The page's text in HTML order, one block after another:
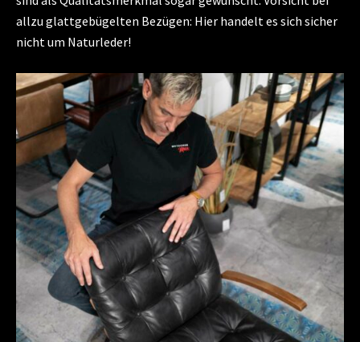
allzu glattgebügelten Bezügen: Hier handelt es sich sicher
nicht um Naturleder!